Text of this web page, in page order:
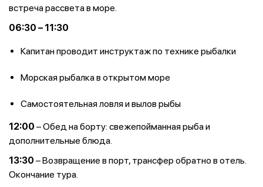
встреча рассвета в море.
06:30 – 11:30
Капитан проводит инструктаж по технике рыбалки
Морская рыбалка в открытом море
Самостоятельная ловля и вылов рыбы
12:00 – Обед на борту: свежепойманная рыба и
дополнительные блюда.
13:30 – Возвращение в порт, трансфер обратно в отель.
Окончание тура.